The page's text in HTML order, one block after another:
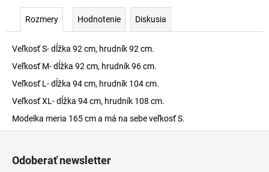
Rozmery Hodnotenie Diskusia
Veľkosť S- dĺžka 92 cm, hrudník 92 cm.
Veľkosť M- dĺžka 92 cm, hrudník 96 cm.
Veľkosť L- dĺžka 94 cm, hrudník 104 cm.
Veľkosť XL- dĺžka 94 cm, hrudník 108 cm.
Modelka meria 165 cm a má na sebe veľkosť S.
Odoberať newsletter